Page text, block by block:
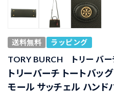
送料無料 ラッピング
TORY BURCH トリー バー
トリーバーチ トートバッ
モール サッチェル ハンド